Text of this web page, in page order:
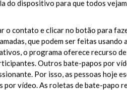
do dispositivo para que todos
o contato e clicar no botão para
que podem ser feitas usando
o programa oferece recurso
Outros bate-papos por
Por isso, as pessoas hoje
por vídeo. As roletas de bate-papo